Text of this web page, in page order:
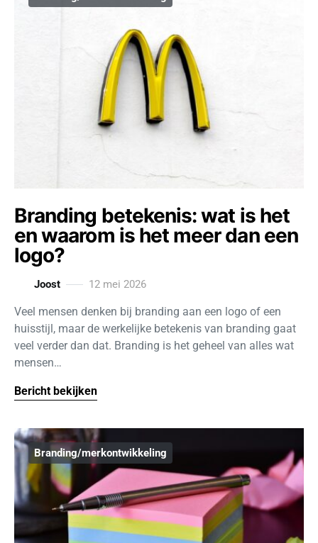
Branding betekenis: wat is het
en waarom is het meer dan een
logo?
Joost 12 mei 2026
Veel mensen denken bij branding aan een logo of een
huisstijl, maar de werkelijke betekenis van branding gaat
veel verder dan dat. Branding is het geheel van alles wat
mensen…
Bericht bekijken
Branding/merkontwikkeling